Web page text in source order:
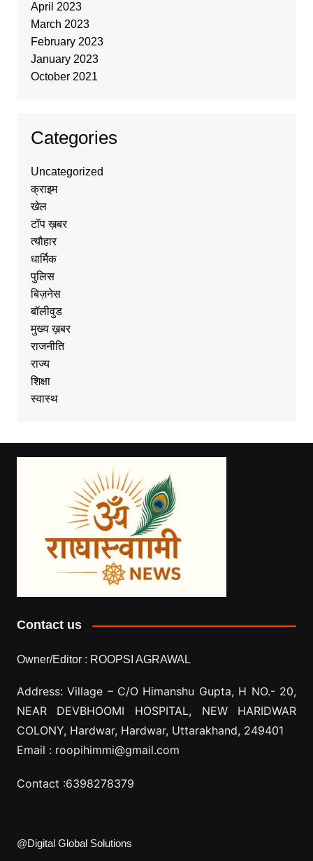
April 2023
March 2023
February 2023
January 2023
October 2021
Categories
Uncategorized
क्राइम
खेल
टॉप ख़बर
त्यौहार
धार्मिक
पुलिस
बिज़नेस
बॉलीवुड
मुख्य ख़बर
राजनीति
राज्य
शिक्षा
स्वास्थ
Contact us
Owner/Editor : ROOPSI AGRAWAL
Address: Village – C/O Himanshu Gupta, H NO.- 20,
NEAR DEVBHOOMI HOSPITAL, NEW HARIDWAR
COLONY, Hardwar, Hardwar, Uttarakhand, 249401
Email : roopihimmi@gmail.com
Contact :6398278379
@Digital Global Solutions